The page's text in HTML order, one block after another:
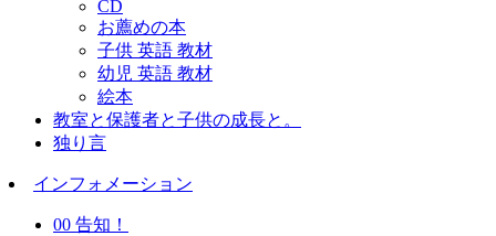
CD
お薦めの本
子供 英語 教材
幼児 英語 教材
絵本
教室と保護者と子供の成長と。
独り言
インフォメーション
00 告知！